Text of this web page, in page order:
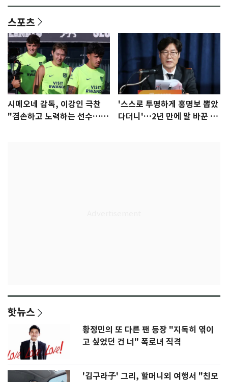
스포츠
시메오네 감독, 이강인 극찬
"겸손하고 노력하는 선수…좋
'스스로 투명하게 홍명보 뽑았
다더니'…2년 만에 말 바꾼 이
핫뉴스
황정민의 또 다른 팬 등장 "지독히 엮이
고 싶었던 건 너" 폭로녀 직격
'김구라子' 그리, 할머니외 여행서 "친모